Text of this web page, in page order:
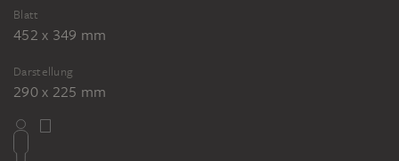
Blatt
452 x 349 mm
Darstellung
290 x 225 mm